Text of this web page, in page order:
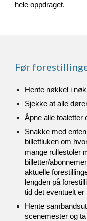
hele oppdraget.
Før
Hente nøkkel i
Sjekke at alle
Åpne alle toaletter
Snakke med
billettluken om
mange rullestoler
billetter/
aktuelle
lengden på
tid det eventuelt er
Hente
scenemester og